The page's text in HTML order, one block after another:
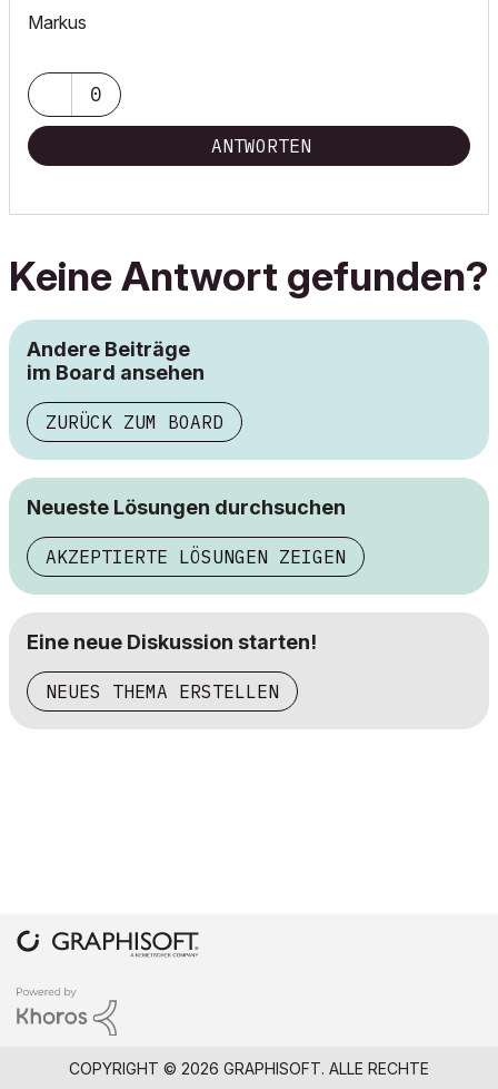
Markus
0
ANTWORTEN
Keine Antwort gefunden?
Andere Beiträge
im Board ansehen
ZURÜCK ZUM BOARD
Neueste Lösungen durchsuchen
AKZEPTIERTE LÖSUNGEN ZEIGEN
Eine neue Diskussion starten!
NEUES THEMA ERSTELLEN
COPYRIGHT © 2026 GRAPHISOFT. ALLE RECHTE